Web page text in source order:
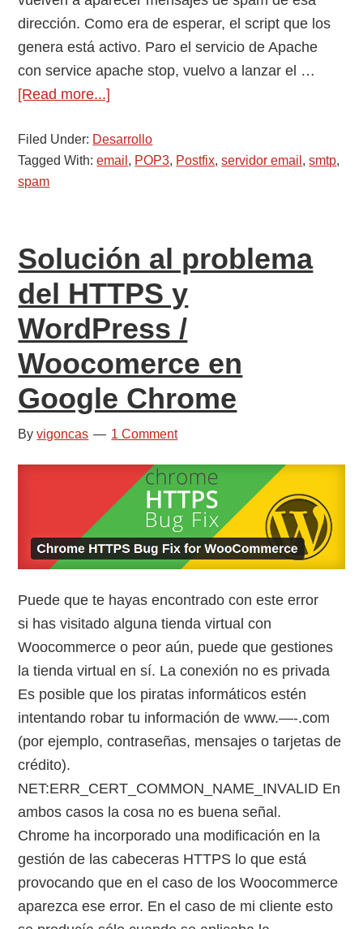
dirección. Como era de esperar, el script que los
genera está activo. Paro el servicio de Apache
con service apache stop, vuelvo a lanzar el …
[Read more...]
spam
de
Postfix
en
Ubuntu
Filed Under: Desarrollo
Tagged With:email , POP3, Postfix,servidor email ,smtp,
spam
Solución al problema
del HTTPS y
WordPress /
Woocomerce en
Google Chrome
Byvigoncas 1 Comment
Puede que te hayas encontrado con este error
si has visitado alguna tienda virtual con
Woocommerce o peor aún, puede que gestiones
la tienda virtual en sí. La conexión no es privada
Es posible que los piratas informáticos estén
intentando robar tu información de www.—-.com
(por ejemplo, contraseñas, mensajes o tarjetas de
crédito).
NET:ERR_CERT_COMMON_NAME_INVALID En
ambos casos la cosa no es buena señal.
Chrome ha incorporado una modificación en la
gestión de las cabeceras HTTPS lo que está
provocando que en el caso de los Woocommerce
aparezca ese error. En el caso de mi cliente esto